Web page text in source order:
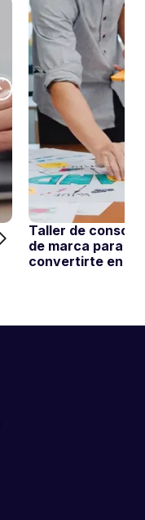
Taller de
de marca para
convertirte en